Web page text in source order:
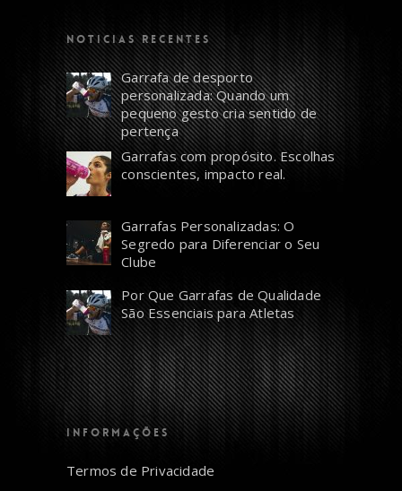
NOTICIAS RECENTES
Garrafa de desporto
personalizada: Quando um
pequeno gesto cria sentido de
pertença
Garrafas com propósito. Escolhas
conscientes, impacto real.
Garrafas Personalizadas: O
Segredo para Diferenciar o Seu
Clube
Por Que Garrafas de Qualidade
São Essenciais para Atletas
INFORMAÇÕES
Termos de Privacidade